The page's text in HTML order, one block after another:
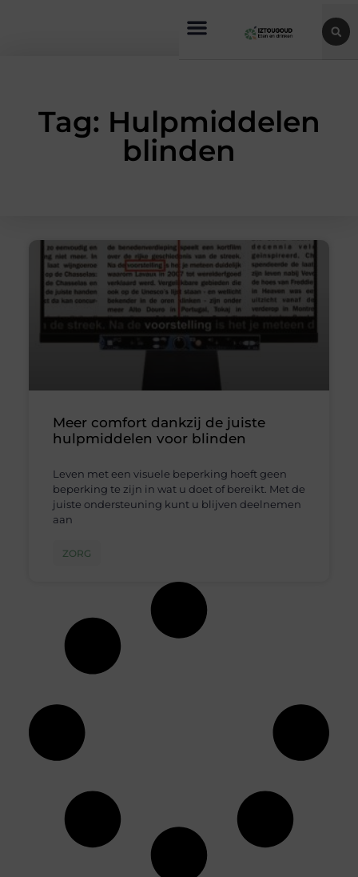
Tag: Hulpmiddelen
blinden
Meer comfort dankzij de juiste
hulpmiddelen voor blinden
Leven met een visuele beperking hoeft geen
beperking te zijn in wat u doet of bereikt. Met de
juiste ondersteuning kunt u blijven deelnemen
aan
ZORG